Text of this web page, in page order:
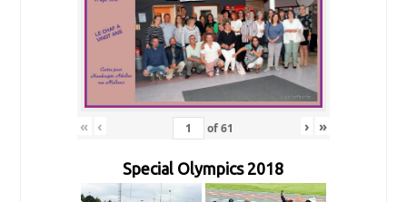
« ‹ of61 › »
Special Olympics 2018